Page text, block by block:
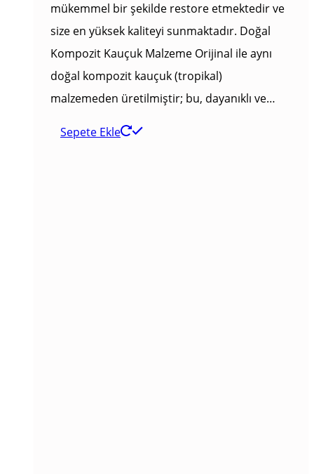
mükemmel bir şekilde restore etmektedir ve
size en yüksek kaliteyi sunmaktadır. Doğal
Kompozit Kauçuk Malzeme Orijinal ile aynı
doğal kompozit kauçuk (tropikal)
malzemeden üretilmiştir; bu, dayanıklı ve…
Sepete Ekle